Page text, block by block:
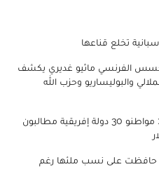
تخلع قناعها
الفرنسي ماثيو غديري يكشف
والبوليساريو وحزب الله
تأشيرة الدخول للولايات المتحدة: مواطنو 30 دولة إفريقية مطالبون
حافظت على نسب ملئها رغم